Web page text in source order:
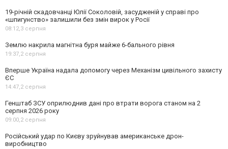
19-річній скадовчанці Юлії Соколовій, засудженій у справі про
«шпигунство» залишили без змін вирок у Росії
08:12,3 серпня
Землю накрила магнітна буря майже 6-бального рівня
19:37,2 серпня
Вперше Україна надала допомогу через Механізм цивільного захисту
ЄС
14:47,2 серпня
Генштаб ЗСУ оприлюднив дані про втрати ворога станом на 2
серпня 2026 року
09:00,2 серпня
Російський удар по Києву зруйнував американське дрон-
виробництво